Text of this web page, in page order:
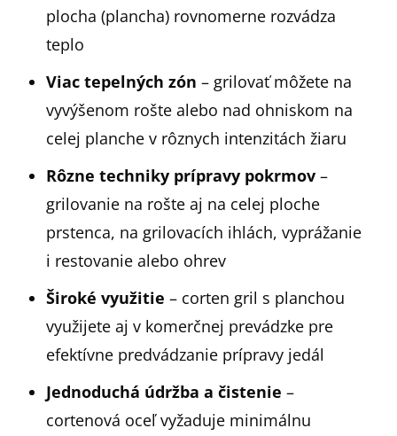
plocha (plancha) rovnomerne rozvádza
teplo
Viac tepelných zón – grilovať môžete na
vyvýšenom rošte alebo nad ohniskom na
celej planche v rôznych intenzitách žiaru
Rôzne techniky prípravy pokrmov –
grilovanie na rošte aj na celej ploche
prstenca, na grilovacích ihlách, vyprážanie
i restovanie alebo ohrev
Široké využitie – corten gril s planchou
využijete aj v komerčnej prevádzke pre
efektívne predvádzanie prípravy jedál
Jednoduchá údržba a čistenie –
cortenová oceľ vyžaduje minimálnu